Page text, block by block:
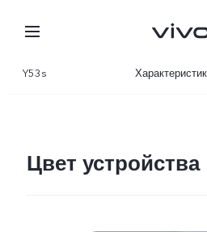
Y53s
Цвет устройства